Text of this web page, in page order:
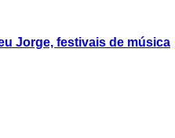
Jorge, festivais de música